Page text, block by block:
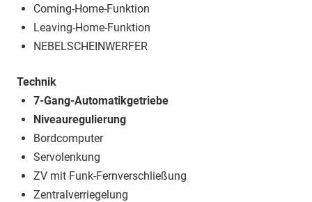
Coming-Home-Funktion
Leaving-Home-Funktion
NEBELSCHEINWERFER
Technik
7-Gang-Automatikgetriebe
Niveauregulierung
Bordcomputer
Servolenkung
ZV mit Funk-Fernverschließung
Zentralverriegelung